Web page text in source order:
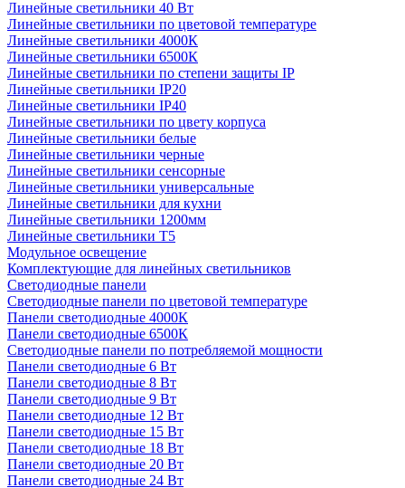
Линейные светильники 40 Вт
Линейные светильники по цветовой температуре
Линейные светильники 4000К
Линейные светильники 6500К
Линейные светильники по степени защиты IP
Линейные светильники IP20
Линейные светильники IP40
Линейные светильники по цвету корпуса
Линейные светильники белые
Линейные светильники черные
Линейные светильники сенсорные
Линейные светильники универсальные
Линейные светильники для кухни
Линейные светильники 1200мм
Линейные светильники Т5
Модульное освещение
Комплектующие для линейных светильников
Светодиодные панели
Светодиодные панели по цветовой температуре
Панели светодиодные 4000К
Панели светодиодные 6500К
Светодиодные панели по потребляемой мощности
Панели светодиодные 6 Вт
Панели светодиодные 8 Вт
Панели светодиодные 9 Вт
Панели светодиодные 12 Вт
Панели светодиодные 15 Вт
Панели светодиодные 18 Вт
Панели светодиодные 20 Вт
Панели светодиодные 24 Вт